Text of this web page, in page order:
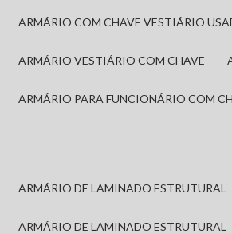
ARMÁRIO COM CHAVE VESTIÁRIO
ARMÁRIO VESTIÁRIO COM CHAVE
ARMÁRIO PARA FUNCIONÁRIO COM
ARMÁRIO DE LAMINADO ESTRUTURAL
ARMÁRIO DE LAMINADO ESTRUTURAL